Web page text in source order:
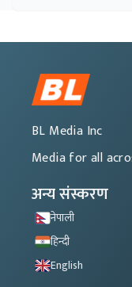
BL Media Inc
Media for all
अन्य संस्करण
नेपाली
हिन्दी
English